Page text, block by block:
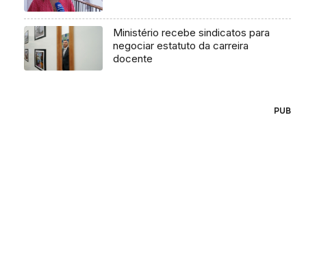
Ministério recebe sindicatos para
negociar estatuto da carreira
docente
PUB